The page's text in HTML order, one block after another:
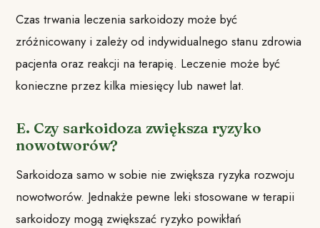
Czas trwania leczenia sarkoidozy może być
zróżnicowany i zależy od indywidualnego stanu zdrowia
pacjenta oraz reakcji na terapię. Leczenie może być
konieczne przez kilka miesięcy lub nawet lat.
E. Czy sarkoidoza zwiększa ryzyko
nowotworów?
Sarkoidoza samo w sobie nie zwiększa ryzyka rozwoju
nowotworów. Jednakże pewne leki stosowane w terapii
sarkoidozy mogą zwiększać ryzyko powikłań